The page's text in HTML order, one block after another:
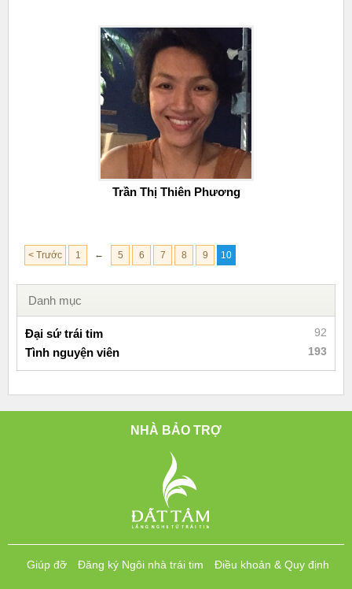
Danh mục
Đại sứ trái tim 92
Tình nguyện viên 193
Trần Thị Thiên Phương
< Trước 1 ← 5 6 7 8 9 10
NHÀ BẢO TRỢ
Giúp đỡ Đăng ký Ngôi nhà trái tim Điều khoản & Quy định